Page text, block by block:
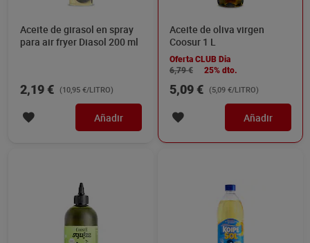
Aceite de girasol en spray
para air fryer Diasol 200 ml
2,19 € (10,95 €/LITRO)
Añadir
Aceite de oliva virgen
Coosur 1 L
Oferta CLUB Dia
6,79 €
25% dto.
5,09 € (5,09 €/LITRO)
Añadir